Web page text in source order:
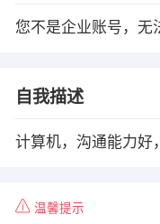
您不是企业账号，无
自我描述
计算机，沟通能力好
温馨提示